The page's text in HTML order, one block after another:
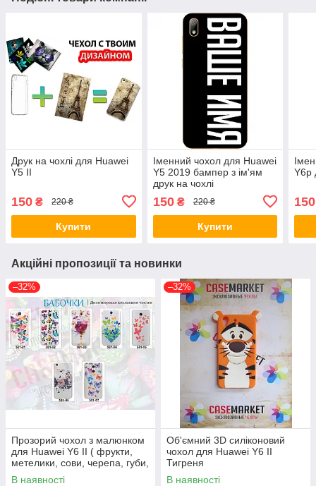
Друк на чохлі для Huawei
Y5 II
150 ₴ 220 ₴
Купити
Іменний чохол для Huawei
Y5 2019 бампер з ім'ям
друк на чохлі
150₴ 220 ₴
Купити
Y6p
150
Акційні пропозиції та новинки
–32%
Прозорий чохол з малюнком
для Huawei Y6 II ( фрукти,
метелики, сови, черепа, губи,
тварини )
В наявності
–32%
Об'ємний 3D силіконовий
чохол для Huawei Y6 II
Тигреня
В наявності